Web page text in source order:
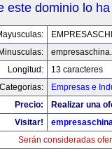
este dominio lo
Minusculas:
Longitud:
13 caracteres
Categorias:
Empresas e
Precio:
Realizar una
Visitar!
Serán consideradas